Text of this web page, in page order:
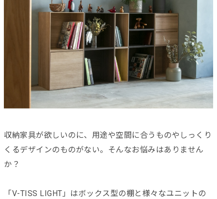
収納家具が欲しいのに、用途や空間に合うものやしっくり
くるデザインのものがない。そんなお悩みはありません
か？
「V-TISS LIGHT」はボックス型の棚と様々なユニットの